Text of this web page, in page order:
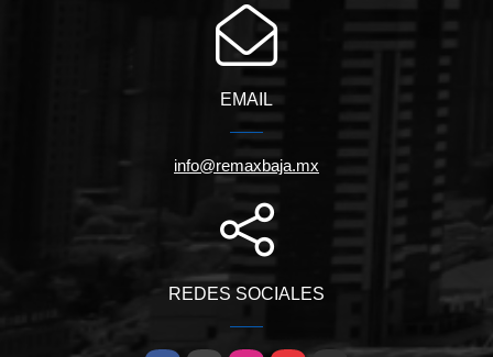
EMAIL
info@remaxbaja.mx
REDES SOCIALES